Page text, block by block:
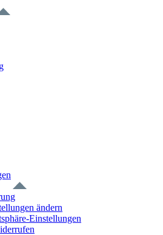
ändern
Einstellungen